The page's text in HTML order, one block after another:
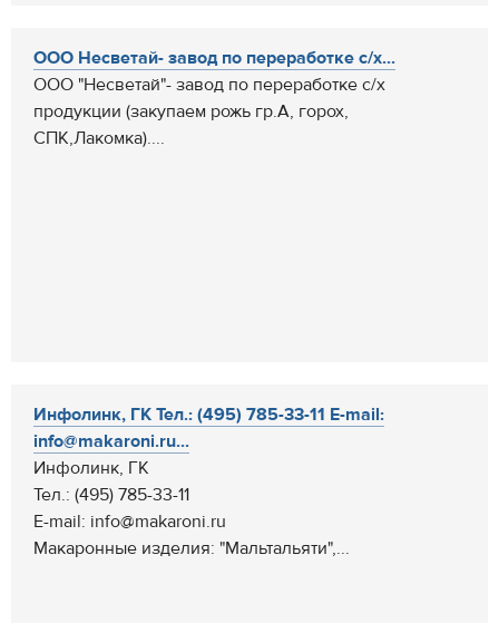
ООО Несветай- завод по переработке с/х...
ООО "Несветай"- завод по переработке с/х
продукции (закупаем рожь гр.А, горох,
СПК,Лакомка)....
Инфолинк, ГК Тел.: (495) 785-33-11 E-mail:
info@makaroni.ru...
Инфолинк, ГК
Тел.: (495) 785-33-11
E-mail: info@makaroni.ru
Макаронные изделия: "Мальтальяти",...